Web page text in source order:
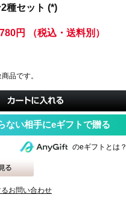
種セット (*)
円 （税込・送料別）
品です。
ない相手にeギフトで贈る
のeギフトとは？
お問い合わせ